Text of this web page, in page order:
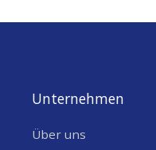
Unternehmen
Über uns